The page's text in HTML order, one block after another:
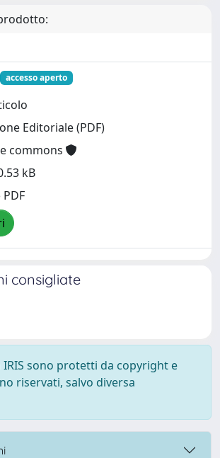
accesso aperto
Editoriale (PDF)
commons
kB
consigliate
sono protetti da copyright e
riservati, salvo diversa